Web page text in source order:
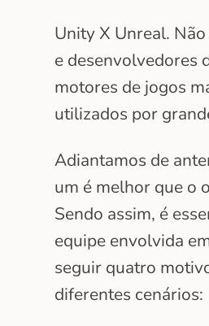
Unity X Unreal.
e desenvolvedores
motores de jogos
utilizados por
Adiantamos de
um é melhor que o
Sendo assim, é
equipe envolvida
seguir quatro
diferentes cenários: